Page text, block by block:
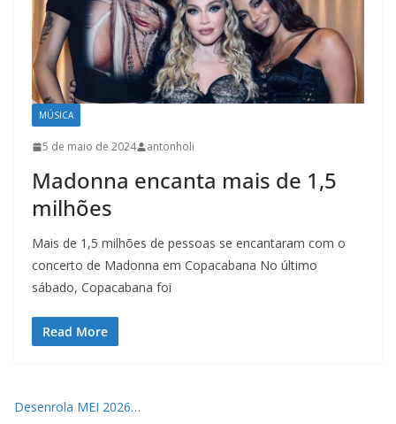
MÚSICA
5 de maio de 2024 antonholi
Madonna encanta mais de 1,5
milhões
Mais de 1,5 milhões de pessoas se encantaram com o
concerto de Madonna em Copacabana No último
sábado, Copacabana foi
Read More
Desenrola MEI 2026…